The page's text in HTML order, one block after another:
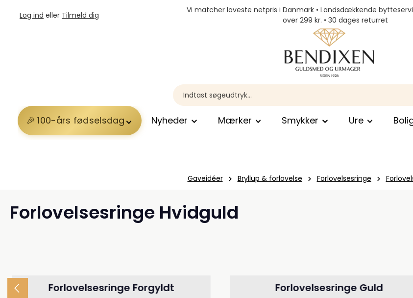
Log ind eller Tilmeld dig
Vi matcher laveste netpris i Danmark • Landsdækkende
over 299 kr. • 30 dages returret
100-års fødselsdag Nyheder Mærker Smykker Ure
Gaveidéer Bryllup & forlovelse Forlovelsesringe
Forlovelsesringe Hvidguld
Forlovelsesringe Forgyldt Forlovelsesringe Guld